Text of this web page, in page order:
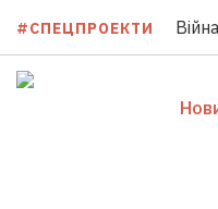
#СПЕЦПРОЕКТИ